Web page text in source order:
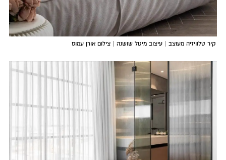
קיר טלוויזיה מעוצב | עיצוב מיטל שושנה | צילום אורן עמוס